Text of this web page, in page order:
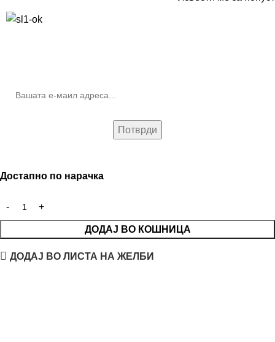
Достапно по нарачка
ДОДАЈ ВО КОШНИЦА
ДОДАЈ ВО ЛИСТА НА ЖЕЛБИ